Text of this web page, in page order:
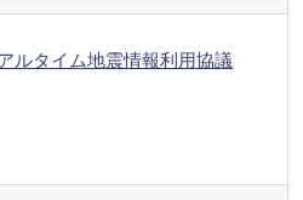
ルタイム地震情報利用協議